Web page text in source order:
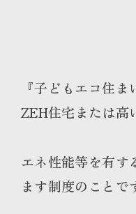
『子どもエコ住
ZEH住宅または高
エネ性能等を有す
ます制度のことで